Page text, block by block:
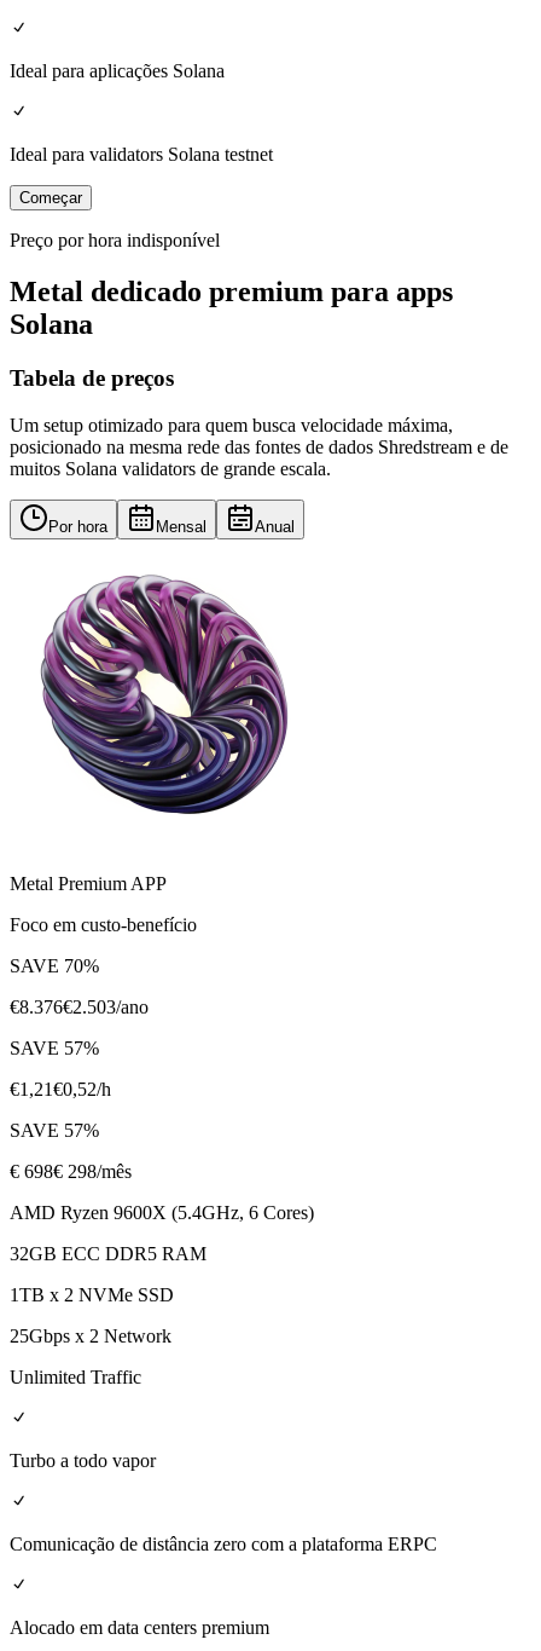
Ideal para aplicações Solana
Ideal para validators Solana testnet
Começar
Preço por hora indisponível
Metal dedicado premium para apps
Solana
Tabela de preços
Um setup otimizado para quem busca velocidade máxima,
posicionado na mesma rede das fontes de dados Shredstream e de
muitos Solana validators de grande escala.
Por hora Mensal Anual
Metal Premium APP
Foco em custo-benefício
SAVE 70%
€8.376€2.503/ano
SAVE 57%
€1,21€0,52/h
SAVE 57%
€ 698€ 298/mês
AMD Ryzen 9600X (5.4GHz, 6 Cores)
32GB ECC DDR5 RAM
1TB x 2 NVMe SSD
25Gbps x 2 Network
Unlimited Traffic
Turbo a todo vapor
Comunicação de distância zero com a plataforma ERPC
Alocado em data centers premium